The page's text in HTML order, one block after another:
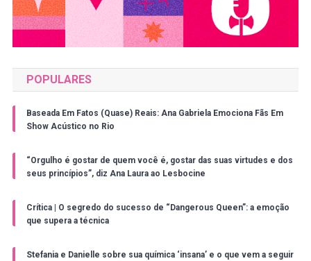
POPULARES
Baseada Em Fatos (Quase) Reais: Ana Gabriela Emociona Fãs Em
Show Acústico no Rio
“Orgulho é gostar de quem você é, gostar das suas virtudes e dos
seus princípios”, diz Ana Laura ao Lesbocine
Crítica | O segredo do sucesso de “Dangerous Queen”: a emoção
que supera a técnica
Stefania e Danielle sobre sua química ‘insana’ e o que vem a seguir